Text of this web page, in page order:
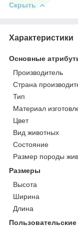
Скрыть
Характеристики
Основные
Производитель
Страна
Тип
Материал
Цвет
Вид животных
Состояние
Размер породы
Размеры
Высота
Ширина
Длина
Пользовательские